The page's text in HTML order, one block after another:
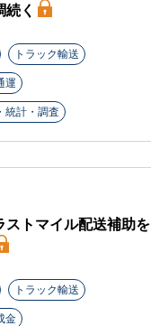
続く
トラック輸送
運
統計・調査
ストマイル配送補助を
トラック輸送
金